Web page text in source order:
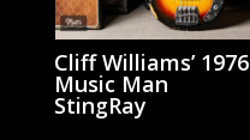
Cliff Williams’ 1976
Music Man
StingRay